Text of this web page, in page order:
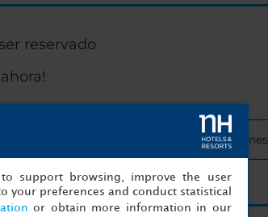
reservado
Detalles de las salas de reuniones
support browsing, improve the user
your preferences and conduct statistical
or obtain more information in our